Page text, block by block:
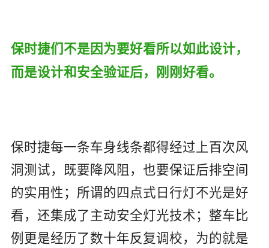
保时捷们不是因为要好看所以如此设计，
而是设计和安全验证后，刚刚好看。
保时捷每一条车身线条都得经过上百次风
洞测试，既要降风阻，也要保证后排空间
的实用性；所谓的四点式日行灯不光是好
看，还集成了主动安全灯光技术；整车比
例更是经历了数十年反复调校，为的就是